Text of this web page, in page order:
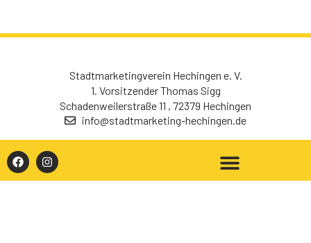
Stadtmarketingverein Hechingen e. V.
1. Vorsitzender Thomas Sigg
Schadenweilerstraße 11 , 72379 Hechingen
info@stadtmarketing-hechingen.de